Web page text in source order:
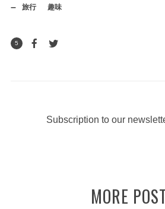
旅行 趣味
5
Subscription to our
MORE